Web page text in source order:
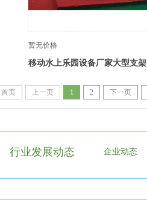
暂无价格
移动水上乐园设备厂家大型支架
首页 上一页 1 2 下一页
行业发展动态 企业动态